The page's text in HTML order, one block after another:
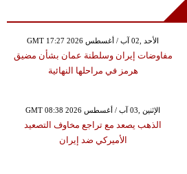
GMT 17:27 2026 الأحد ,02 آب / أغسطس
مفاوضات إيران وسلطنة عمان بشأن مضيق
هرمز في مراحلها النهائية
GMT 08:38 2026 الإثنين ,03 آب / أغسطس
الذهب يصعد مع تراجع مخاوف التصعيد
الأميركي ضد إيران